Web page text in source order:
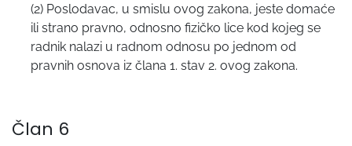
(2) Poslodavac, u smislu ovog zakona, jeste domaće
ili strano pravno, odnosno fizičko lice kod kojeg se
radnik nalazi u radnom odnosu po jednom od
pravnih osnova iz člana 1. stav 2. ovog zakona.
Član 6